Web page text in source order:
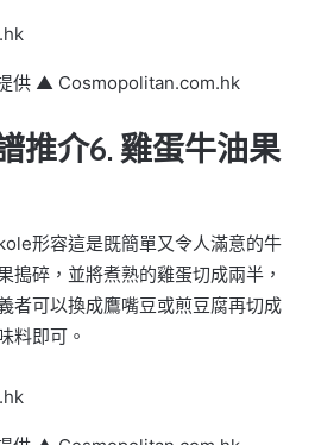
供 ▲ Cosmopolitan.com.hk
推介6. 雞蛋牛油果
形容這是既簡單又令人滿意的牛
搗碎，並將煮熟的雞蛋切成兩半，
者可以換成鷹嘴豆或煎豆腐再切成
料即可。